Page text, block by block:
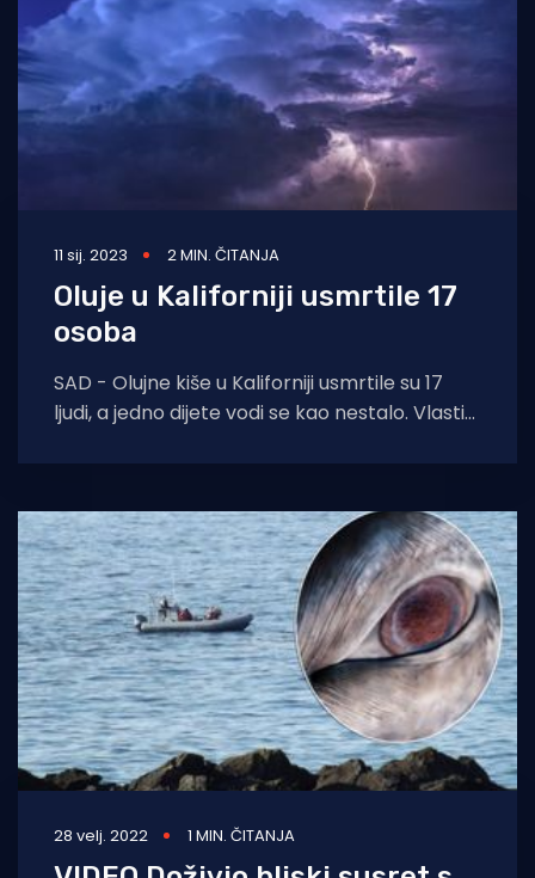
11 sij. 2023 2 MIN. ČITANJA
Oluje u Kaliforniji usmrtile 17
osoba
SAD - Olujne kiše u Kaliforniji usmrtile su 17
ljudi, a jedno dijete vodi se kao nestalo. Vlasti
28 velj. 2022 1 MIN. ČITANJA